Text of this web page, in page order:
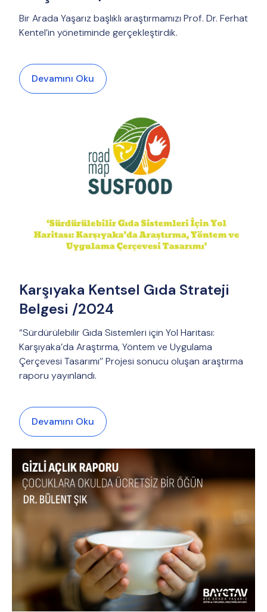
Bir Arada Yaşarız başlıklı araştırmamızı Prof. Dr. Ferhat
Kentel’in yönetiminde gerçekleştirdik.
Devamını Oku
Karşıyaka Kentsel Gıda Strateji
Belgesi /2024
“Sürdürülebilir Gıda Sistemleri için Yol Haritası:
Karşıyaka’da Araştırma, Yöntem ve Uygulama
Çerçevesi Tasarımı’’ Projesi sonucu oluşan araştırma
raporu yayınlandı.
Devamını Oku